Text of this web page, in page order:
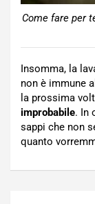
Come fare per
Insomma, la
non è immune
la prossima
improbabile. In
sappi che non
quanto